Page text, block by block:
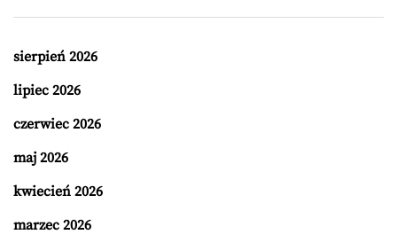
sierpień 2026
lipiec 2026
czerwiec 2026
maj 2026
kwiecień 2026
marzec 2026